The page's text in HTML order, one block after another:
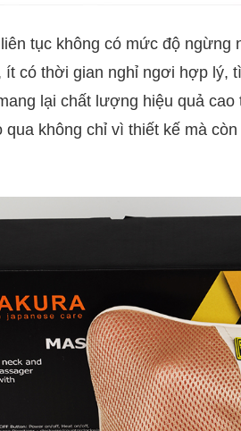
không có mức độ ngừng
có thời gian nghỉ ngơi hợp lý,
lại chất lượng hiệu quả
không chỉ vì thiết kế mà